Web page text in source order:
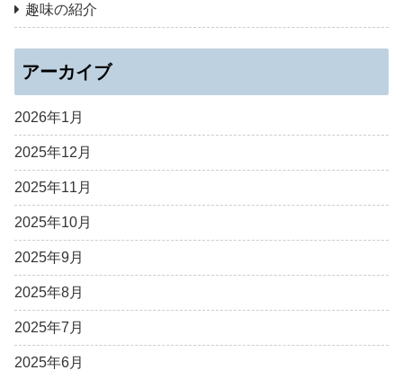
趣味の紹介
アーカイブ
2026年1月
2025年12月
2025年11月
2025年10月
2025年9月
2025年8月
2025年7月
2025年6月